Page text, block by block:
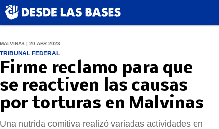
MALVINAS | 20 ABR 2023
TRIBUNAL FEDERAL
Firme reclamo para que
se reactiven las causas
por torturas en Malvinas
Una nutrida comitiva realizó variadas actividades en